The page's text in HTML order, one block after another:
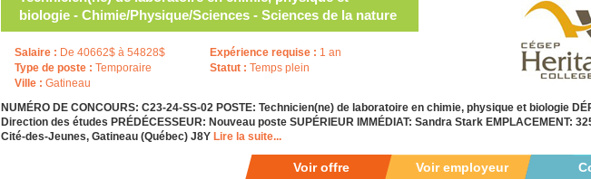
biologie - Chimie/Physique/Sciences - Sciences de la nature
Salaire : De 40662$ à 54828$
Type de poste : Temporaire
Ville : Gatineau
Expérience requise : 1 an
Statut : Temps plein
NUMÉRO DE CONCOURS: C23-24-SS-02 POSTE: Technicien(ne) de laboratoire en chimie, physique et biologie
Direction des études PRÉDÉCESSEUR: Nouveau poste SUPÉRIEUR IMMÉDIAT: Sandra Stark EMPLACEMENT:
Cité-des-Jeunes, Gatineau (Québec) J8Y Lire la suite...
Voir offre Voir employeur